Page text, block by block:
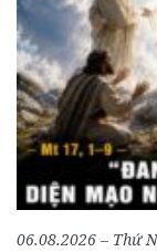
06.08.2026 – Thứ